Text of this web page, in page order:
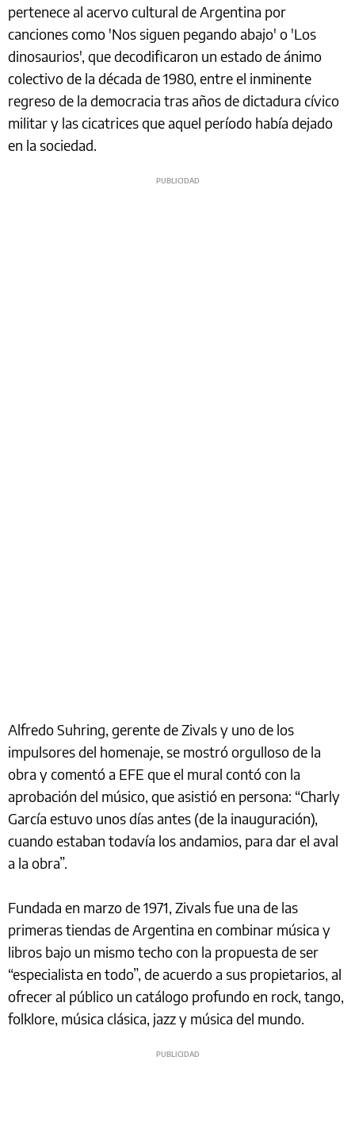
pertenece al acervo cultural de Argentina por
canciones como 'Nos siguen pegando abajo' o 'Los
dinosaurios', que decodificaron un estado de ánimo
colectivo de la década de 1980, entre el inminente
regreso de la democracia tras años de dictadura cívico
militar y las cicatrices que aquel período había dejado
en la sociedad.
Alfredo Suhring, gerente de Zivals y uno de los
impulsores del homenaje, se mostró orgulloso de la
obra y comentó a EFE que el mural contó con la
aprobación del músico, que asistió en persona: “Charly
García estuvo unos días antes (de la inauguración),
cuando estaban todavía los andamios, para dar el aval
a la obra”.
Fundada en marzo de 1971, Zivals fue una de las
primeras tiendas de Argentina en combinar música y
libros bajo un mismo techo con la propuesta de ser
“especialista en todo”, de acuerdo a sus propietarios, al
ofrecer al público un catálogo profundo en rock, tango,
folklore, música clásica, jazz y música del mundo.